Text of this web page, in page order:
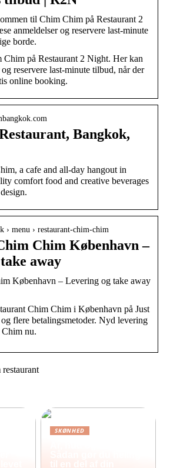
til Chim Chim på Restaurant 2
anmeldelser og reservere last-minute
borde.
på Restaurant 2 Night. Her kan
reservere last-minute tilbud, når der
online booking.
Bangkok,
a cafe and all-day hangout in
comfort food and creative beverages
› menu › restaurant-chim-chim
Chim København –
away
København – Levering og take away
Chim Chim i København på Just
flere betalingsmetoder. Nyd levering
nu.
SKØNHED
til en del af din